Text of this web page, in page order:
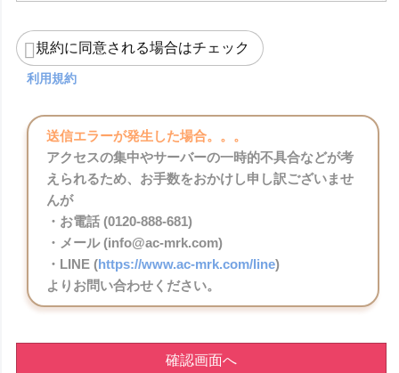
規約に同意される場合はチェック
利用規約
送信エラーが発生した場合。。。
アクセスの集中やサーバーの一時的不具合などが考
えられるため、お手数をおかけし申し訳ございませ
んが
・お電話 (0120-888-681)
・メール (info@ac-mrk.com)
・LINE (https://www.ac-mrk.com/line)
よりお問い合わせください。
確認画面へ